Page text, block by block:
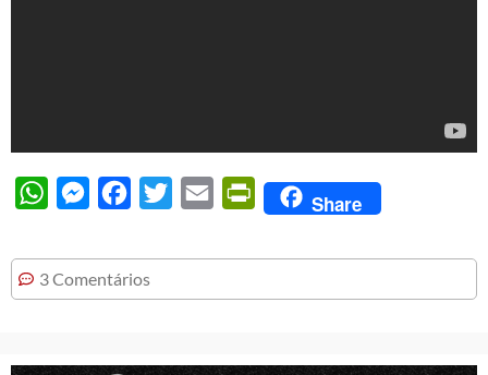
WhatsAppMessengerFacebook
Twitter Email PrintFriendly
Share
3 Comentários